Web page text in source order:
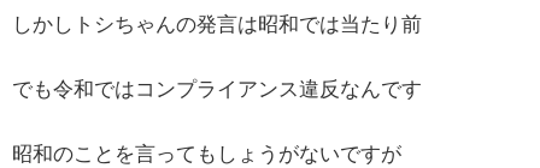
しかしトシちゃんの発言は昭和では当たり前
でも令和ではコンプライアンス違反なんです
昭和のことを言ってもしょうがないですが